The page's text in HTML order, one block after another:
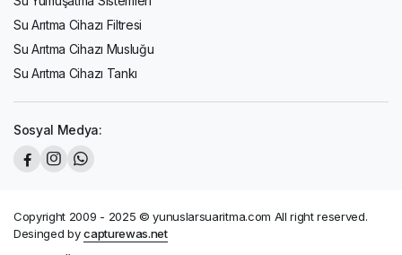
Su Arıtma Cihazı Filtresi
Su Arıtma Cihazı Musluğu
Su Arıtma Cihazı Tankı
Sosyal Medya:
Copyright 2009 - 2025 © yunuslarsuaritma.com All right reserved.
Desinged bycapturewas.net